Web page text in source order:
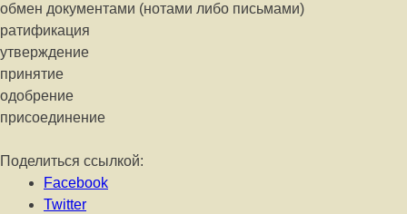
обмен документами (нотами либо письмами)
ратификация
утверждение
принятие
одобрение
присоединение
Поделиться ссылкой:
Facebook
Twitter